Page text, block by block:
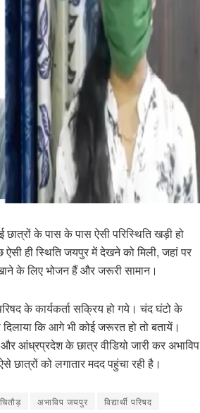
के पास के पास ऐसी परिस्थिति खड़ी हो
ही स्थिति जयपुर में देखने को मिली, जहां पर
के लिए भोजन हैं और जरूरी सामान।
के कार्यकर्ता सक्रिय हो गये। चंद घंटो के
दिलाया कि आगे भी कोई जरूरत हो तो बतायें।
आंध्रप्रदेश के छात्र वीडियो जारी कर अभाविप
को लगातार मदद पहुंचा रही है।
अभाविप जयपुर विद्यार्थी परिषद